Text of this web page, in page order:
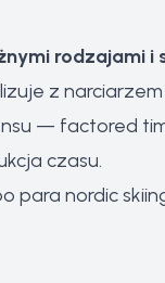
rodzajami i
z
— factored
czasu.
para nordic